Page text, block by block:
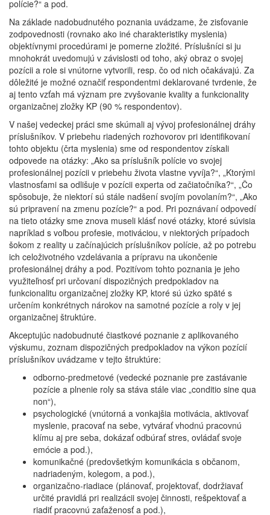
polície?“ a pod.
Na základe nadobudnutého poznania uvádzame, že zisťovanie
zodpovednosti (rovnako ako iné charakteristiky myslenia)
objektívnymi procedúrami je pomerne zložité. Príslušníci si ju
mnohokrát uvedomujú v závislosti od toho, aký obraz o svojej
pozícii a role si vnútorne vytvorili, resp. čo od nich očakávajú. Za
dôležité je možné označiť respondentmi deklarované tvrdenie, že
aj tento vzťah má význam pre zvyšovanie kvality a funkcionality
organizačnej zložky KP (90 % respondentov).
V našej vedeckej práci sme skúmali aj vývoj profesionálnej dráhy
príslušníkov. V priebehu riadených rozhovorov pri identifikovaní
tohto objektu (črta myslenia) sme od respondentov získali
odpovede na otázky: „Ako sa príslušník polície vo svojej
profesionálnej pozícii v priebehu života vlastne vyvíja?“, „Ktorými
vlastnosťami sa odlišuje v pozícii experta od začiatočníka?“, „Čo
spôsobuje, že niektorí sú stále nadšení svojím povolaním?“, „Ako
sú pripravení na zmenu pozície?“ a pod. Pri poznávaní odpovedí
na tieto otázky sme znova museli klásť nové otázky, ktoré súvisia
napríklad s voľbou profesie, motiváciou, v niektorých prípadoch
šokom z reality u začínajúcich príslušníkov polície, až po potrebu
ich celoživotného vzdelávania a prípravu na ukončenie
profesionálnej dráhy a pod. Pozitívom tohto poznania je jeho
využiteľnosť pri určovaní dispozičných predpokladov na
funkcionalitu organizačnej zložky KP, ktoré sú úzko späté s
určením konkrétnych nárokov na samotné pozície a roly v jej
organizačnej štruktúre.
Akceptujúc nadobudnuté čiastkové poznanie z aplikovaného
výskumu, zoznam dispozičných predpokladov na výkon pozícií
príslušníkov uvádzame v tejto štruktúre:
odborno-predmetové (vedecké poznanie pre zastávanie
pozície a plnenie roly sa stáva stále viac „conditio sine qua
non“),
psychologické (vnútorná a vonkajšia motivácia, aktivovať
myslenie, pracovať na sebe, vytvárať vhodnú pracovnú
klímu aj pre seba, dokázať odbúrať stres, ovládať svoje
emócie a pod.),
komunikačné (predovšetkým komunikácia s občanom,
nadriadeným, kolegom, a pod.),
organizačno-riadiace (plánovať, projektovať, dodržiavať
určité pravidlá pri realizácii svojej činnosti, rešpektovať a
riadiť pracovnú zaťaženosť a pod.),